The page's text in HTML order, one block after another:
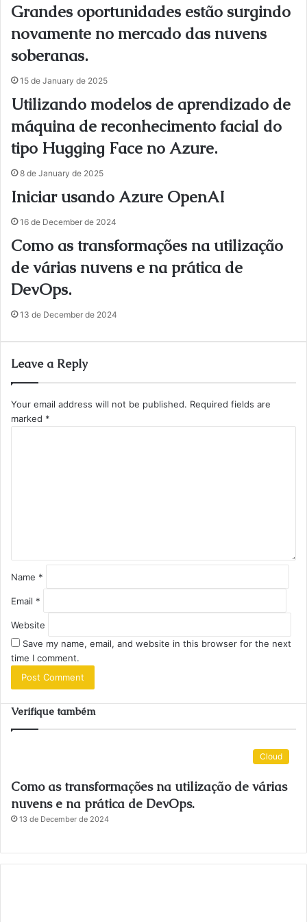
Grandes oportunidades estão surgindo
novamente no mercado das nuvens
soberanas.
15 de January de 2025
Utilizando modelos de aprendizado de
máquina de reconhecimento facial do
tipo Hugging Face no Azure.
8 de January de 2025
Iniciar usando Azure OpenAI
16 de December de 2024
Como as transformações na utilização
de várias nuvens e na prática de
DevOps.
13 de December de 2024
Leave a Reply
Your email address will not be published. Required fields are
marked *
Name *
Email *
Website
Save my name, email, and website in this browser for the next
time I comment.
Verifique também
Cloud
Como as transformações na utilização de várias
nuvens e na prática de DevOps.
13 de December de 2024